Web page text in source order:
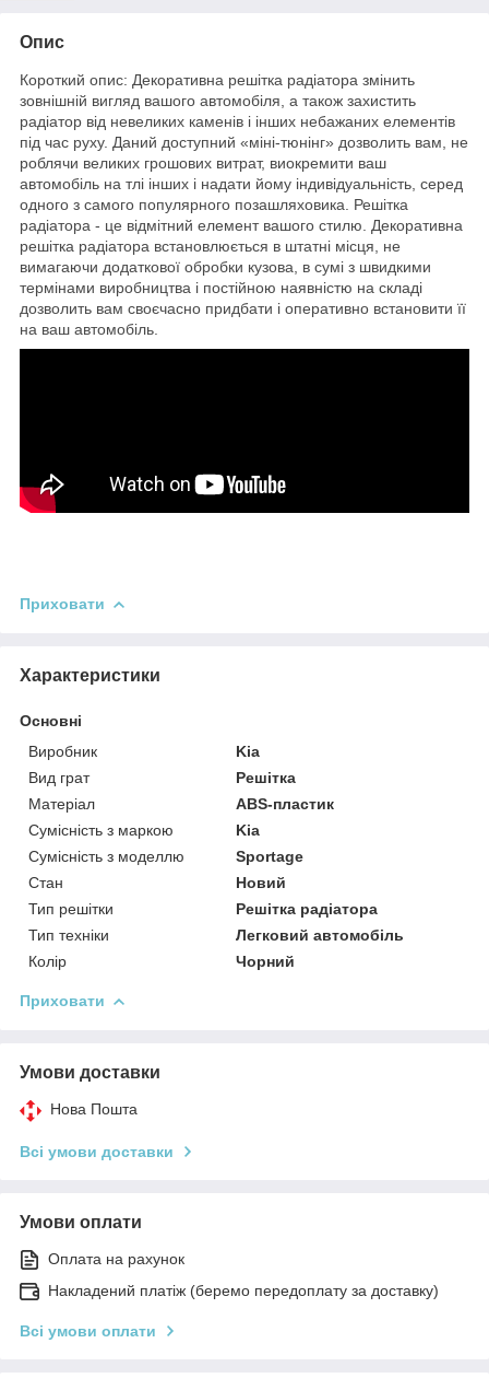
Опис
Короткий опис: Декоративна решітка радіатора змінить
зовнішній вигляд вашого автомобіля, а також захистить
радіатор від невеликих каменів і інших небажаних елементів
під час руху. Даний доступний «міні-тюнінг» дозволить вам, не
роблячи великих грошових витрат, виокремити ваш
автомобіль на тлі інших і надати йому індивідуальність, серед
одного з самого популярного позашляховика. Решітка
радіатора - це відмітний елемент вашого стилю. Декоративна
решітка радіатора встановлюється в штатні місця, не
вимагаючи додаткової обробки кузова, в сумі з швидкими
термінами виробництва і постійною наявністю на складі
дозволить вам своєчасно придбати і оперативно встановити її
на ваш автомобіль.
Приховати
Характеристики
Основні
Виробник
Kia
Вид грат
Решітка
Матеріал
ABS-пластик
Сумісність з маркою
Kia
Сумісність з моделлю
Sportage
Стан
Новий
Тип решітки
Решітка радіатора
Тип техніки
Легковий автомобіль
Колір
Чорний
Приховати
Умови доставки
Нова Пошта
Всі умови доставки
Умови оплати
Оплата на рахунок
Накладений платіж (беремо передоплату за доставку)
Всі умови оплати